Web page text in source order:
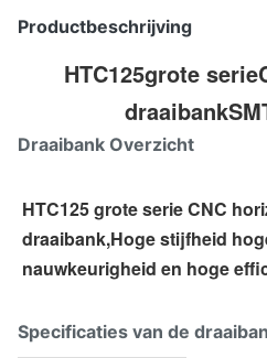
Productbeschrijving
HTC125grote serie
draaibank
Draaibank Overzicht
HTC125 grote serie CNC
draaibank,Hoge stijfheid
nauwkeurigheid en hoge
Specificaties van de